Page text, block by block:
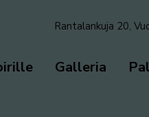
Rantalankuja 20,
Galleria